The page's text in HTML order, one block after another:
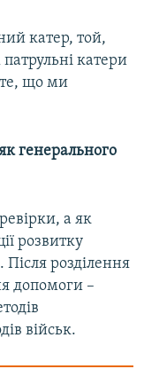
катер, той,
катери
що ми
генерального
а як
розвитку
розділення
допомоги –
військ.